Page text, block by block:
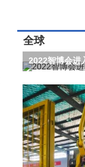
全球
2022智博会进